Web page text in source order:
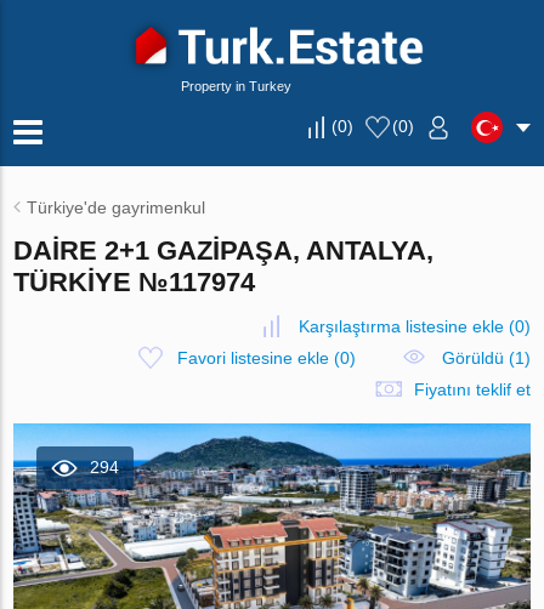
Property in Turkey
(0) (0)
Türkiye'de gayrimenkul
DAIRE 2+1 GAZIPAŞA, ANTALYA,
TÜRKIYE №117974
Karşılaştırma listesine ekle(0)
Favori listesine ekle(0)
Görüldü (1)
Fiyatını teklif et
294